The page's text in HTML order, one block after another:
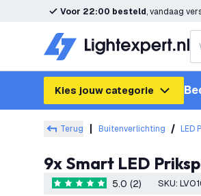
Voor 22:00 besteld, vandaag
Kies jouw categorie
Terug Buitenverlichting LED
9x Smart LED
5 score sterren5.0 (2) SKU: